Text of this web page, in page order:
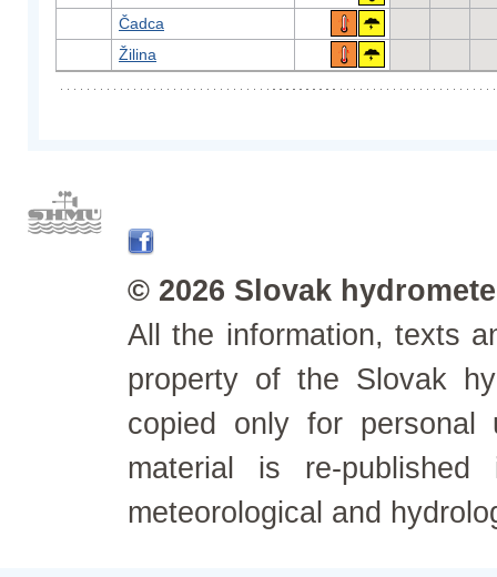
Čadca
Žilina
© 2026 Slovak
All the information, texts
property of the Slovak
copied only for personal
material is re-
meteorological and